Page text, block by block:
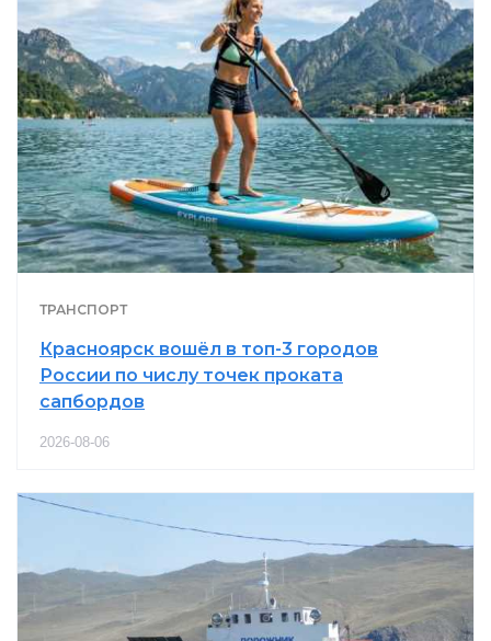
ТРАНСПОРТ
Красноярск вошёл в топ-3 городов
России по числу точек проката
сапбордов
2026-08-06